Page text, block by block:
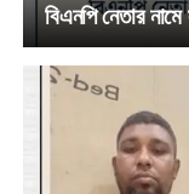
বিএনপি নেতার নামে